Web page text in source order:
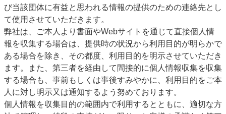
び当該団体に有益と思われる情報の提供のための連絡先とし
て使用させていただきます。
弊社は、ご本人より書面やWebサイトを通じて直接個人情
報を収集する場合は、提供時の状況から利用目的が明らかで
ある場合を除き、その都度、利用目的を明示させていただき
ます。また、第三者を経由して間接的に個人情報収集を収集
する場合も、事前もしくは事後すみやかに、利用目的をご本
人に対し明示又は通知するよう努めております。
個人情報を収集目的の範囲内で利用するとともに、適切な方